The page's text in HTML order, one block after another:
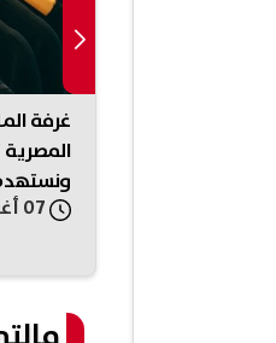
غرفة
2030